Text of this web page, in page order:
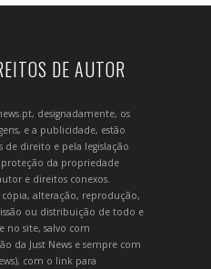
DE AUTOR
designadamente, os
e a publicidade, estão
de direito e pela legislação
da propriedade
e direitos conexos.
alteração, reprodução,
ou distribuição de todo e
no site, salvo com
da Just News e sempre com
com o link para